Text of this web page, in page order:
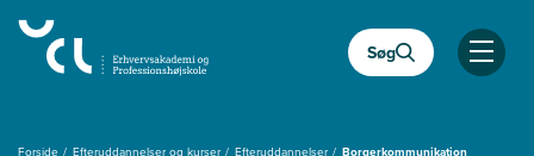
hovedindhold
Søg
Åben
Forside Efteruddannelser og kurser Efteruddannelser Borgerkommunikation